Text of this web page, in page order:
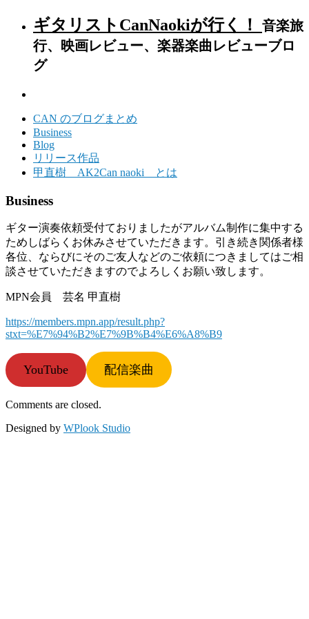
ギタリストCanNaokiが行く！ 音楽旅
行、映画レビュー、楽器楽曲レビューブロ
グ
CAN のブログまとめ
Business
Blog
リリース作品
甲直樹 AK2Can naoki とは
Business
ギター演奏依頼受付ておりましたがアルバム制作に集中する
ためしばらくお休みさせていただきます。引き続き関係者様
各位、ならびにそのご友人などのご依頼につきましてはご相
談させていただきますのでよろしくお願い致します。
MPN会員 芸名 甲直樹
https://members.mpn.app/result.php?
stxt=%E7%94%B2%E7%9B%B4%E6%A8%B9
YouTube 配信楽曲
Comments are closed.
Designed by WPlook Studio